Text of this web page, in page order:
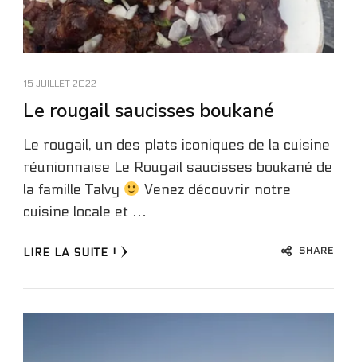
15 JUILLET 2022
Le rougail saucisses boukané
Le rougail, un des plats iconiques de la cuisine
réunionnaise Le Rougail saucisses boukané de
la famille Talvy
Venez découvrir notre
cuisine locale et …
LIRE LA SUITE ! SHARE